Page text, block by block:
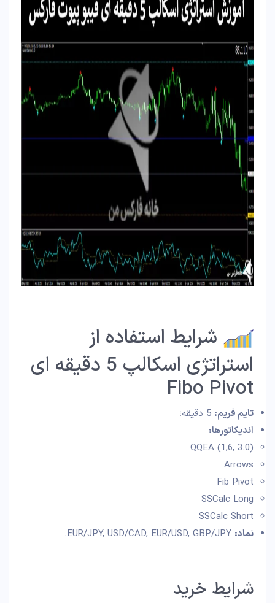
شرایط استفاده از
استراتژی اسکالپ 5 دقیقه ای
Fibo Pivot
تایم فریم:
اندیکاتورها:
QQEA (1,6, 3.0)
Arrows
Fib Pivot
SSCalc Long
SSCalc Short
نماد:
شرایط خرید